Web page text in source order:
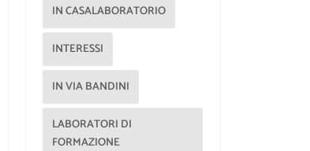
IN CASALABORATORIO
INTERESSI
IN VIA BANDINI
LABORATORI DI
FORMAZIONE